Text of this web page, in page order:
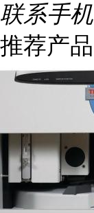
联系手机
推荐产品